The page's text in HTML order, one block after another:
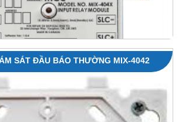
SÁT ĐẦU BÁO THƯỜNG MIX-4042